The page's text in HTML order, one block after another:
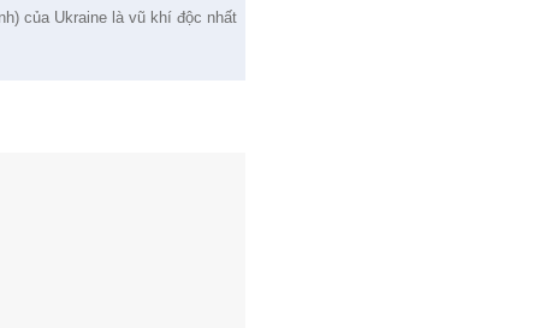
của Ukraine là vũ khí độc nhất